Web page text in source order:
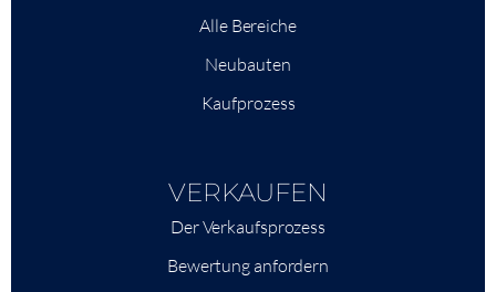
Alle Bereiche
Neubauten
Kaufprozess
VERKAUFEN
Der Verkaufsprozess
Bewertung anfordern